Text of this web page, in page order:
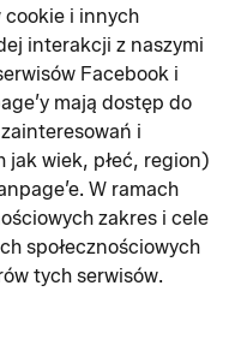
cookie i innych
interakcji z naszymi
Facebook i
mają dostęp do
i
wiek, płeć, region)
W ramach
zakres i cele
społecznościowych
tych serwisów.